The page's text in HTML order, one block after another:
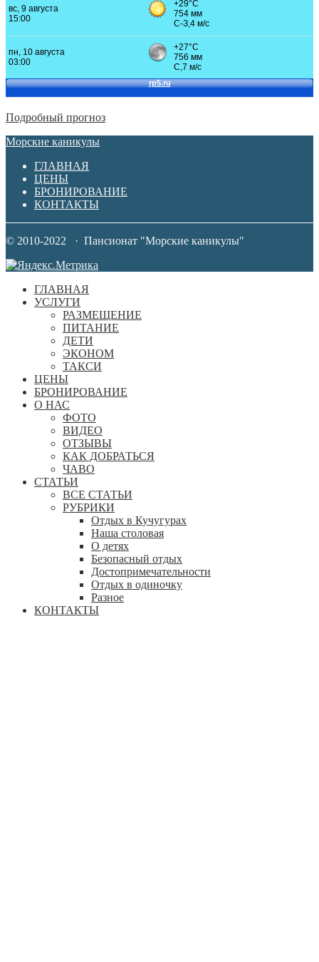
Подробный прогноз
Морские каникулы
ГЛАВНАЯ
ЦЕНЫ
БРОНИРОВАНИЕ
КОНТАКТЫ
© 2010-2022 · Пансионат "Морские каникулы"
ГЛАВНАЯ
УСЛУГИ
РАЗМЕЩЕНИЕ
ПИТАНИЕ
ДЕТИ
ЭКОНОМ
ТАКСИ
ЦЕНЫ
БРОНИРОВАНИЕ
О НАС
ФОТО
ВИДЕО
ОТЗЫВЫ
КАК ДОБРАТЬСЯ
ЧАВО
СТАТЬИ
ВСЕ СТАТЬИ
РУБРИКИ
Отдых в Кучугурах
Наша столовая
О детях
Безопасный отдых
Достопримечательности
Отдых в одиночку
Разное
КОНТАКТЫ